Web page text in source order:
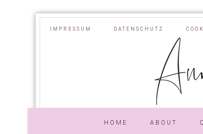
IMPRESSUM DATENSCHUTZ
HOME ABOUT